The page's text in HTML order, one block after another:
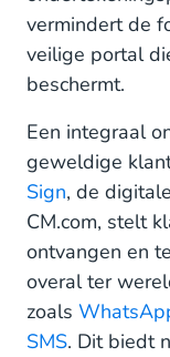
vermindert de
veilige portal
beschermt.
Een integraal
geweldige
Sign, de
CM.com, stelt
ontvangen en
overal ter
zoals
SMS. Dit biedt